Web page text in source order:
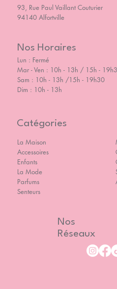
93, Rue Paul Vaillant Couturier
94140 Alfortville
Nos Horaires
Lun : Fermé
Mar - Ven : 10h - 13h / 15h -
Sam : 10h - 13h /15h - 19h30
Dim : 10h - 13h
Catégories
La Maison
Accessoires
Enfants
La Mode
Parfums
Senteurs
Nos
Réseaux